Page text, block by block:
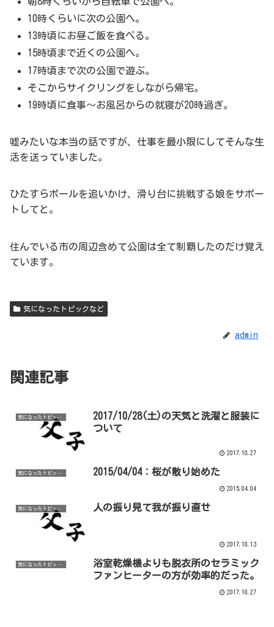
10時くらいに次の公園へ。
13時頃にお昼ご飯を食べる。
15時頃まで近くの公園へ。
17時頃まで次の公園で遊ぶ。
そこからサイクリングをしながら帰宅。
19時頃に食事～お風呂からの就寝が20時過ぎ。
嘘みたいな本当の話ですが、仕事を最小限にしてそんな生
活を送っていました。
ひたすらボールを追いかけ、滑り台に挑戦する娘をサポー
トしてと。
住んでいる市の周辺含めて公園は全て制覇したのだけ覚え
ています。
気になったトピックなど
admin
関連記事
気になったトピックなど
2017/10/28(土)の天気と洗濯と服装に
ついて
2017.10.27
気になったトピックなど 2015/04/04：桜が散り始めた
2015.04.04
気になったトピックなど 人の振り見て我が振り直せ
2017.10.13
気になったトピックなど
浴室乾燥機よりも脱衣所のセラミック
ファンヒーターの方が効率的だった。
2017.10.27